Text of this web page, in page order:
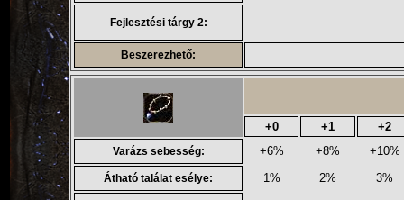
Fejlesztési tárgy 2:
Beszerezhető:
+0 +1 +2
Varázs sebesség: +6% +8% +10%
Átható találat esélye: 1% 2% 3%